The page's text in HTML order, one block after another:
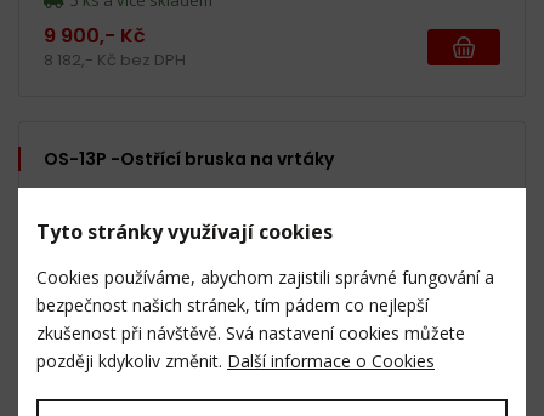
9 900,- Kč
8 182,- Kč bez DPH
OS-13P -Ostřící bruska na vrtáky
Tyto stránky využívají cookies
Cookies používáme, abychom zajistili správné fungování a
bezpečnost našich stránek, tím pádem co nejlepší
zkušenost při návštěvě. Svá nastavení cookies můžete
později kdykoliv změnit. Další informace o Cookies